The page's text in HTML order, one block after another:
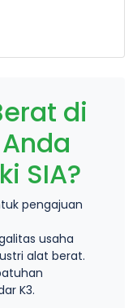
di
SIA?
pengajuan
usaha
alat berat.
K3.